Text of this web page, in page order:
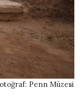
Penn Müzesi